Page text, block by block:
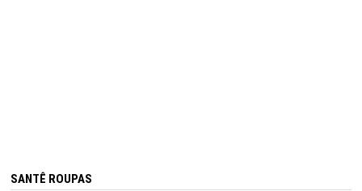
SANTÊ ROUPAS